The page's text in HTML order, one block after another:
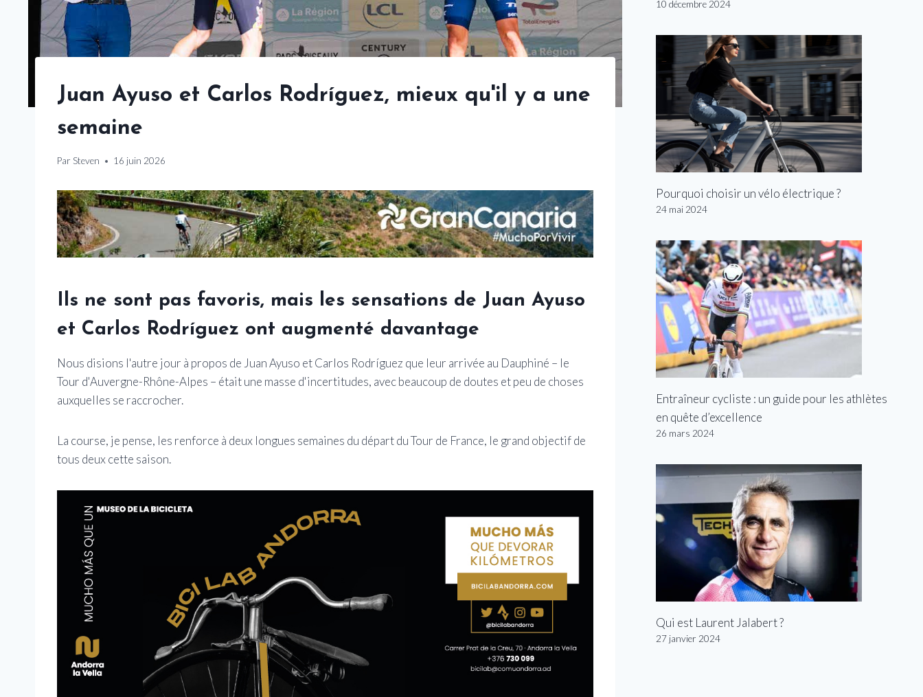
Juan Ayuso et Carlos Rodríguez, mieux qu'il y a une
semaine
Par Steven 16 juin 2026
Ils ne sont pas favoris, mais les sensations de Juan Ayuso
et Carlos Rodríguez ont augmenté davantage
Nous disions l'autre jour à propos de Juan Ayuso et Carlos Rodríguez que leur arrivée au Dauphiné – le
Tour d'Auvergne-Rhône-Alpes – était une masse d'incertitudes, avec beaucoup de doutes et peu de choses
auxquelles se raccrocher.
La course, je pense, les renforce à deux longues semaines du départ du Tour de France, le grand objectif de
tous deux cette saison.
10 décembre 2024
Pourquoi choisir un vélo électrique ?
24 mai 2024
Entraîneur cycliste : un guide pour les athlètes
en quête d’excellence
26 mars 2024
Qui est Laurent Jalabert ?
27 janvier 2024